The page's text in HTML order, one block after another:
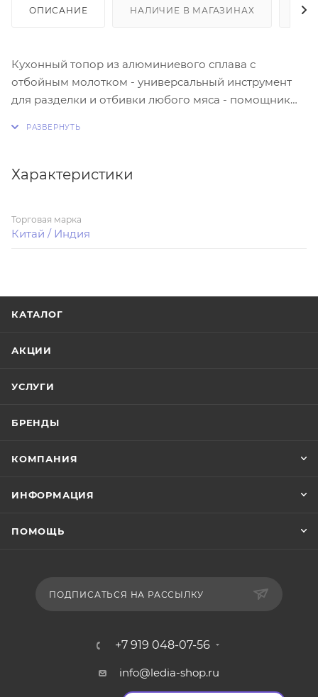
ОПИСАНИЕ НАЛИЧИЕ В МАГАЗИНАХ
Кухонный топор из алюминиевого сплава с
отбойным молотком - универсальный инструмент
для разделки и отбивки любого мяса - помощник
Характеристики
Торговая марка
Китай / Индия
КАТАЛОГ
АКЦИИ
УСЛУГИ
БРЕНДЫ
КОМПАНИЯ
ИНФОРМАЦИЯ
ПОМОЩЬ
ПОДПИСАТЬСЯ НА РАССЫЛКУ
+7 919 048-07-56
info@ledia-shop.ru